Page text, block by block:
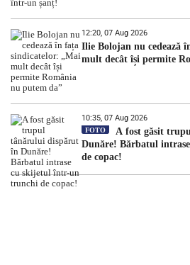
12:20, 07 Aug 2026
Ilie Bolojan nu cedează
mult decât își permite
10:35, 07 Aug 2026
FOTO
A fost găsit
Dunăre! Bărbatul
de copac!